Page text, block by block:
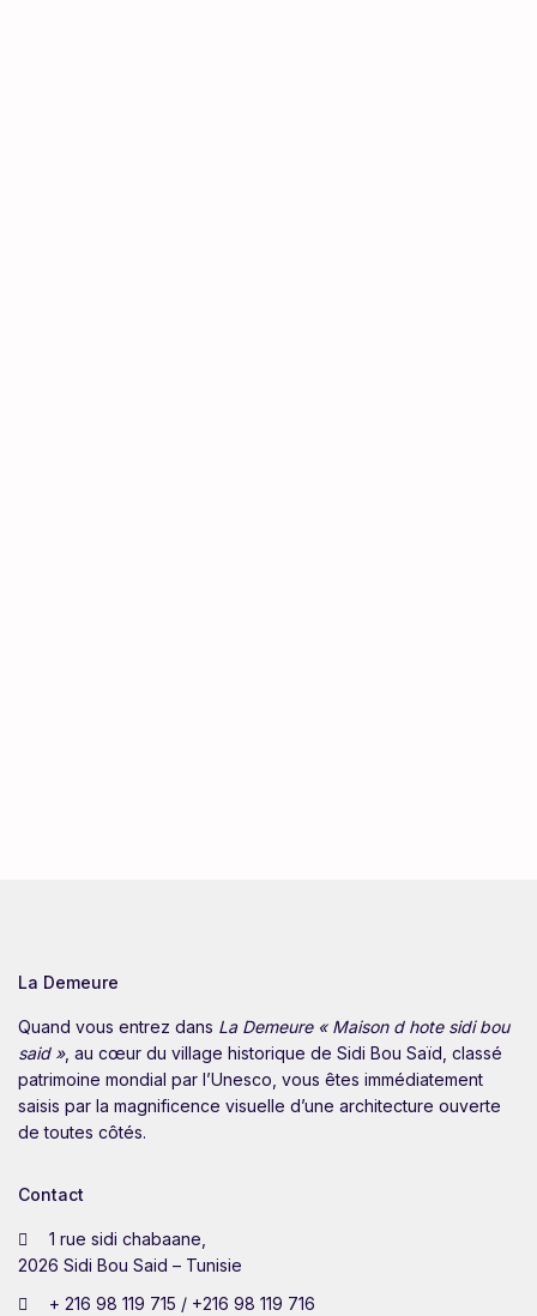
La Demeure
Quand vous entrez dans La Demeure « Maison d hote sidi bou
said », au cœur du village historique de Sidi Bou Saïd, classé
patrimoine mondial par l’Unesco, vous êtes immédiatement
saisis par la magnificence visuelle d’une architecture ouverte
de toutes côtés.
Contact
1 rue sidi chabaane,
2026 Sidi Bou Said – Tunisie
+ 216 98 119 715 / +216 98 119 716